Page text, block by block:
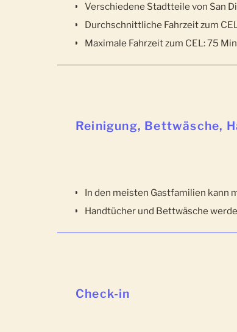
Verschiedene Stadtteile von San
Durchschnittliche Fahrzeit zum
Maximale Fahrzeit zum CEL: 75
Reinigung, Bettwäsche,
In den meisten Gastfamilien kann
Handtücher und Bettwäsche
Check-in